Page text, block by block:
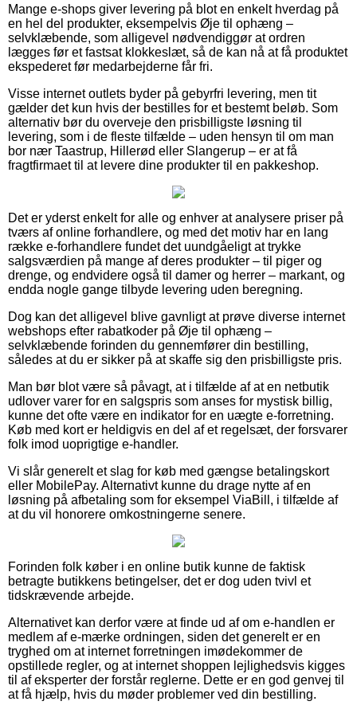
Mange e-shops giver levering på blot en enkelt hverdag på
en hel del produkter, eksempelvis Øje til ophæng –
selvklæbende, som alligevel nødvendiggør at ordren
lægges før et fastsat klokkeslæt, så de kan nå at få produktet
ekspederet før medarbejderne får fri.
Visse internet outlets byder på gebyrfri levering, men tit
gælder det kun hvis der bestilles for et bestemt beløb. Som
alternativ bør du overveje den prisbilligste løsning til
levering, som i de fleste tilfælde – uden hensyn til om man
bor nær Taastrup, Hillerød eller Slangerup – er at få
fragtfirmaet til at levere dine produkter til en pakkeshop.
Det er yderst enkelt for alle og enhver at analysere priser på
tværs af online forhandlere, og med det motiv har en lang
række e-forhandlere fundet det uundgåeligt at trykke
salgsværdien på mange af deres produkter – til piger og
drenge, og endvidere også til damer og herrer – markant, og
endda nogle gange tilbyde levering uden beregning.
Dog kan det alligevel blive gavnligt at prøve diverse internet
webshops efter rabatkoder på Øje til ophæng –
selvklæbende forinden du gennemfører din bestilling,
således at du er sikker på at skaffe sig den prisbilligste pris.
Man bør blot være så påvagt, at i tilfælde af at en netbutik
udlover varer for en salgspris som anses for mystisk billig,
kunne det ofte være en indikator for en uægte e-forretning.
Køb med kort er heldigvis en del af et regelsæt, der forsvarer
folk imod uoprigtige e-handler.
Vi slår generelt et slag for køb med gængse betalingskort
eller MobilePay. Alternativt kunne du drage nytte af en
løsning på afbetaling som for eksempel ViaBill, i tilfælde af
at du vil honorere omkostningerne senere.
Forinden folk køber i en online butik kunne de faktisk
betragte butikkens betingelser, det er dog uden tvivl et
tidskrævende arbejde.
Alternativet kan derfor være at finde ud af om e-handlen er
medlem af e-mærke ordningen, siden det generelt er en
tryghed om at internet forretningen imødekommer de
opstillede regler, og at internet shoppen lejlighedsvis kigges
til af eksperter der forstår reglerne. Dette er en god genvej til
at få hjælp, hvis du møder problemer ved din bestilling.